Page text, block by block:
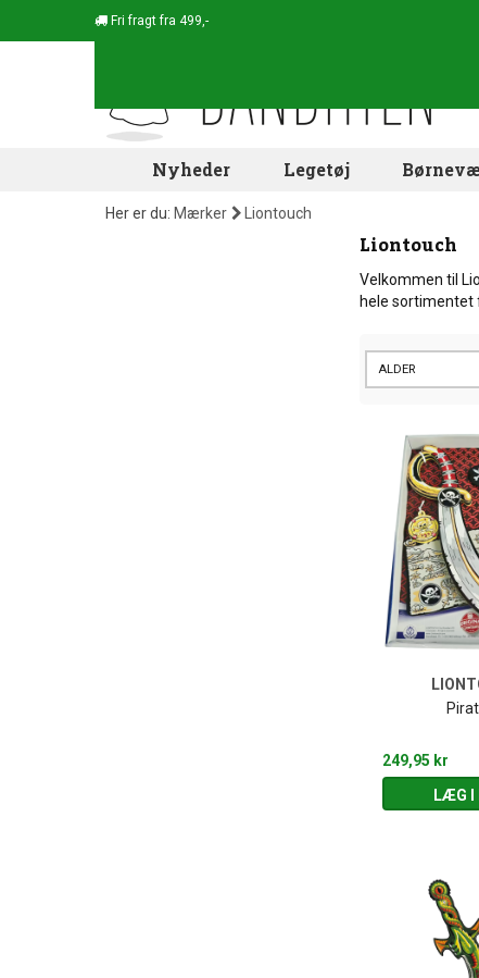
Fri fragt fra 499,-
Nyheder Legetøj
Her er du: Mærker Liontouch
Liontouch
Velkommen til
hele sortimentet
ALDER
249,95 kr
LÆG I